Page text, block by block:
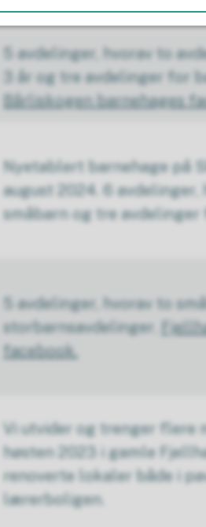
Benterud barnehages
5 avdelinger, hvorav to
3 år og tre avdelinger for
Bårliskogen barnehages
Nyetablert barnehage på
august 2024. 6
småbarn og tre avdelinger
5 avdelinger, hvorav to
storbarnsavdelinger.
facebook.
Vi utvider og trenger flere
høsten 2023 i gamle
renoverte lokaler både i
lærerboligen.